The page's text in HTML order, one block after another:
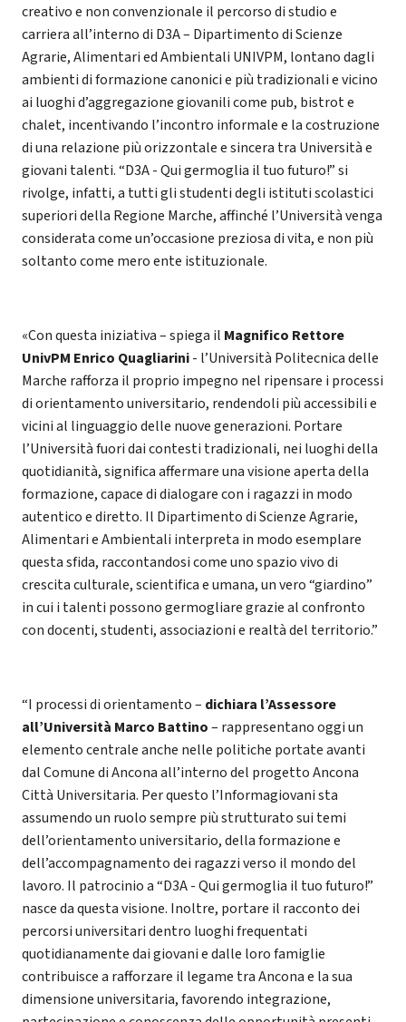
creativo e non convenzionale il percorso di studio e
carriera all’interno di D3A – Dipartimento di Scienze
Agrarie, Alimentari ed Ambientali UNIVPM, lontano dagli
ambienti di formazione canonici e più tradizionali e vicino
ai luoghi d’aggregazione giovanili come pub, bistrot e
chalet, incentivando l’incontro informale e la costruzione
di una relazione più orizzontale e sincera tra Università e
giovani talenti. “D3A - Qui germoglia il tuo futuro!” si
rivolge, infatti, a tutti gli studenti degli istituti scolastici
superiori della Regione Marche, affinché l’Università venga
considerata come un’occasione preziosa di vita, e non più
soltanto come mero ente istituzionale.
«Con questa iniziativa – spiega il Magnifico Rettore
UnivPM Enrico Quagliarini- l’Università Politecnica delle
Marche rafforza il proprio impegno nel ripensare i processi
di orientamento universitario, rendendoli più accessibili e
vicini al linguaggio delle nuove generazioni. Portare
l’Università fuori dai contesti tradizionali, nei luoghi della
quotidianità, significa affermare una visione aperta della
formazione, capace di dialogare con i ragazzi in modo
autentico e diretto. Il Dipartimento di Scienze Agrarie,
Alimentari e Ambientali interpreta in modo esemplare
questa sfida, raccontandosi come uno spazio vivo di
crescita culturale, scientifica e umana, un vero “giardino”
in cui i talenti possono germogliare grazie al confronto
con docenti, studenti, associazioni e realtà del territorio.”
“I processi di orientamento – dichiara l’Assessore
all’Università Marco Battino– rappresentano oggi un
elemento centrale anche nelle politiche portate avanti
dal Comune di Ancona all’interno del progetto Ancona
Città Universitaria. Per questo l’Informagiovani sta
assumendo un ruolo sempre più strutturato sui temi
dell’orientamento universitario, della formazione e
dell’accompagnamento dei ragazzi verso il mondo del
lavoro. Il patrocinio a “D3A - Qui germoglia il tuo futuro!”
nasce da questa visione. Inoltre, portare il racconto dei
percorsi universitari dentro luoghi frequentati
quotidianamente dai giovani e dalle loro famiglie
contribuisce a rafforzare il legame tra Ancona e la sua
dimensione universitaria, favorendo integrazione,